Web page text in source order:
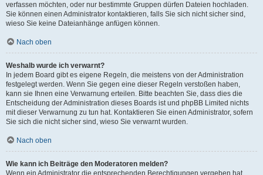
verfassen möchten, oder nur bestimmte Gruppen dürfen Dateien hochladen.
Sie können einen Administrator kontaktieren, falls Sie sich nicht sicher sind,
wieso Sie keine Dateianhänge anfügen können.
Nach oben
Weshalb wurde ich verwarnt?
In jedem Board gibt es eigene Regeln, die meistens von der Administration
festgelegt werden. Wenn Sie gegen eine dieser Regeln verstoßen haben,
kann sie Ihnen eine Verwarnung erteilen. Bitte beachten Sie, dass dies die
Entscheidung der Administration dieses Boards ist und phpBB Limited nichts
mit dieser Verwarnung zu tun hat. Kontaktieren Sie einen Administrator, sofern
Sie sich die nicht sicher sind, wieso Sie verwarnt wurden.
Nach oben
Wie kann ich Beiträge den Moderatoren melden?
Wenn ein Administrator die entsprechenden Berechtigungen vergeben hat,